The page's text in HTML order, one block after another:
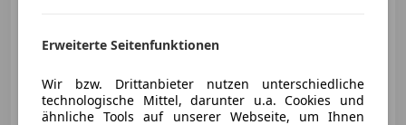
€ 8 999
Erweiterte Seitenfunktionen
Wir bzw. Drittanbieter nutzen unterschiedliche
technologische Mittel, darunter u.a. Cookies und
ähnliche Tools auf unserer Webseite, um Ihnen